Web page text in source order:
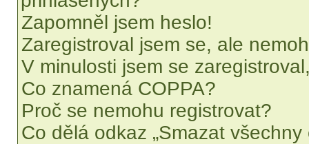
Zapomněl jsem heslo!
Zaregistroval jsem se, ale
V minulosti jsem se
Co znamená COPPA?
Proč se nemohu registrovat?
Co dělá odkaz „Smazat všechny